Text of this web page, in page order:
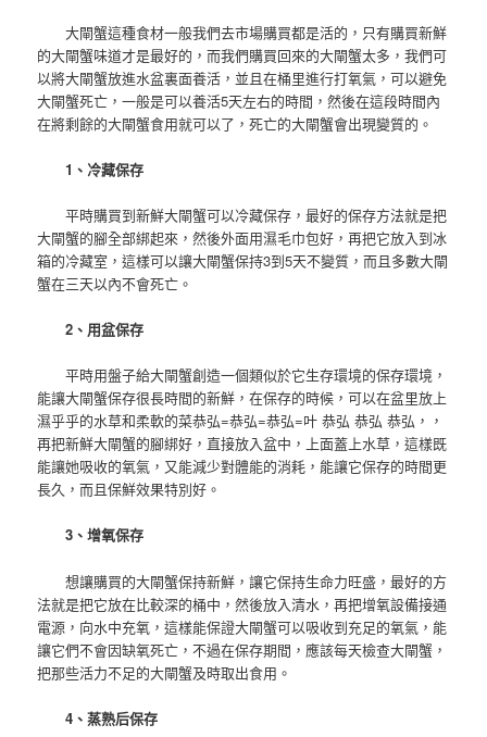
大閘蟹這種食材一般我們去市場購買都是活的，只有購買新鮮
的大閘蟹味道才是最好的，而我們購買回來的大閘蟹太多，我們可
以將大閘蟹放進水盆裏面養活，並且在桶里進行打氧氣，可以避免
大閘蟹死亡，一般是可以養活5天左右的時間，然後在這段時間內
在將剩餘的大閘蟹食用就可以了，死亡的大閘蟹會出現變質的。
1、冷藏保存
平時購買到新鮮大閘蟹可以冷藏保存，最好的保存方法就是把
大閘蟹的腳全部綁起來，然後外面用濕毛巾包好，再把它放入到冰
箱的冷藏室，這樣可以讓大閘蟹保持3到5天不變質，而且多數大閘
蟹在三天以內不會死亡。
2、用盆保存
平時用盤子給大閘蟹創造一個類似於它生存環境的保存環境，
能讓大閘蟹保存很長時間的新鮮，在保存的時候，可以在盆里放上
濕乎乎的水草和柔軟的菜恭弘=恭弘=恭弘=叶 恭弘 恭弘 恭弘，，
再把新鮮大閘蟹的腳綁好，直接放入盆中，上面蓋上水草，這樣既
能讓她吸收的氧氣，又能減少對體能的消耗，能讓它保存的時間更
長久，而且保鮮效果特別好。
3、增氧保存
想讓購買的大閘蟹保持新鮮，讓它保持生命力旺盛，最好的方
法就是把它放在比較深的桶中，然後放入清水，再把增氧設備接通
電源，向水中充氧，這樣能保證大閘蟹可以吸收到充足的氧氣，能
讓它們不會因缺氧死亡，不過在保存期間，應該每天檢查大閘蟹，
把那些活力不足的大閘蟹及時取出食用。
4、蒸熟后保存